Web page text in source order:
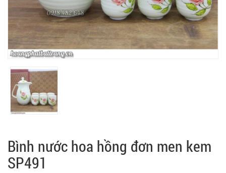
Bình nước hoa hồng đơn men kem
SP491